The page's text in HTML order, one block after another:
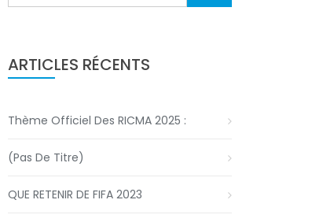
ARTICLES RÉCENTS
Thème Officiel Des RICMA 2025 :
(pas De Titre)
QUE RETENIR DE FIFA 2023